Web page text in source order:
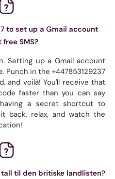
to set up a Gmail account
SMS?
Setting up a Gmail account
Punch in the +447853129237
and voilà! You'll receive that
faster than you can say
having a secret shortcut to
back, relax, and watch the
til den britiske landlisten?